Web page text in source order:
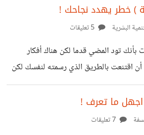
و صحافيونها و اعلاميوها في أكبر
) ! بعد الجوع و الألم و البرد و السهر و
) خطر يهدد نجاحك !
البشرية
تود المضي قدما لكن هناك أفكار
اقتنعت بالطريق الذي رسمته لنفسك لكن
التراجع عنه ! ها أنت ذا عالق في ( العقلية
تمنعك من اتخاذ خطوة جديدة و تجربة
سواء كانت ذات خطورة أم لا ! فهي
ما تعرف !